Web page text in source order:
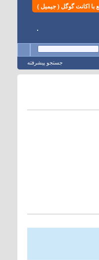
با اکانت گوگل ( جیمیل )
جستجو پيشرفته